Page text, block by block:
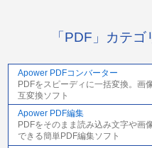
「PDF」カテ
Apower PDFコンバーター
PDFをスピーディに一括変換。画
互変換ソフト
Apower PDF編集
PDFをそのまま読み込み文字や画
できる簡単PDF編集ソフト